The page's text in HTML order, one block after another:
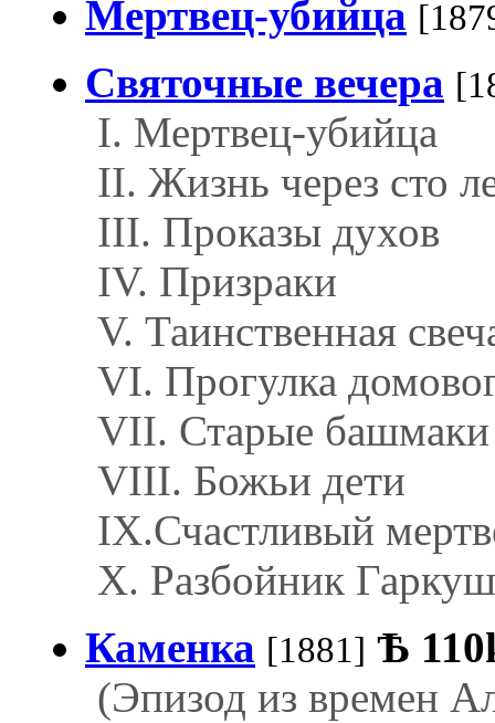
Мертвец-убийца
Святочные вечера
I. Мертвец-убийца
II. Жизнь через сто
III. Проказы духов
IV. Призраки
V. Таинственная
VI. Прогулка
VII. Старые башмаки
VIII. Божьи дети
IX.Счастливый
X. Разбойник
Каменка [1881] Ѣ
(Эпизод из времен